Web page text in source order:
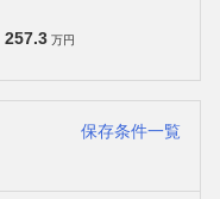
257.3 万円
保存条件一覧